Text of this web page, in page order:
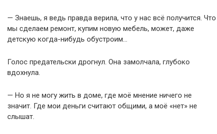
— Знаешь, я ведь правда верила, что у нас всё получится. Что
мы сделаем ремонт, купим новую мебель, может, даже
детскую когда-нибудь обустроим…
Голос предательски дрогнул. Она замолчала, глубоко
вдохнула.
— Но я не могу жить в доме, где моё мнение ничего не
значит. Где мои деньги считают общими, а моё «нет» не
слышат.